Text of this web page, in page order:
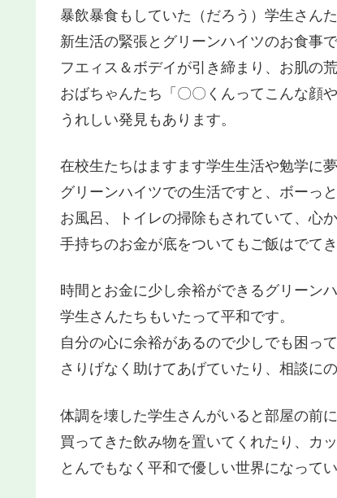
暴飲暴食もしていた（だろう）学生さんた
新生活の緊張とグリーンハイツのお食事
フエィス＆ボデイが引き締まり、お肌の荒
おばちゃんたち「〇〇くんってこんな顔
うれしい発見もあります。
在校生たちはますます学生生活や勉学に
グリーンハイツでの生活ですと、ボーっ
お風呂、トイレの掃除もされていて、心
手持ちのお金が底をついてもご飯はでてき
時間とお金に少し余裕ができるグリーン
学生さんたちもいたって平和です。
自分の心に余裕があるので少しでも困っ
さりげなく助けてあげていたり、相談に
体調を壊した学生さんがいると部屋の前に
買ってきた飲み物を置いてくれたり、カ
とんでもなく平和で優しい世界になってい